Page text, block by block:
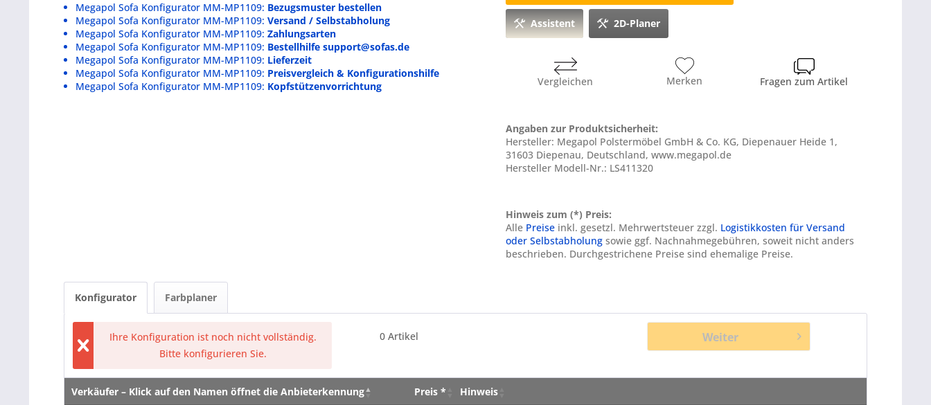
Megapol Sofa Konfigurator MM-MP1109: Bezugsmuster bestellen
Megapol Sofa Konfigurator MM-MP1109: Versand / Selbstabholung
Megapol Sofa Konfigurator MM-MP1109: Zahlungsarten
Megapol Sofa Konfigurator MM-MP1109: Bestellhilfe support@sofas.de
Megapol Sofa Konfigurator MM-MP1109: Lieferzeit
Megapol Sofa Konfigurator MM-MP1109: Preisvergleich & Konfigurationshilfe
Megapol Sofa Konfigurator MM-MP1109: Kopfstützenvorrichtung
Assistent 2D-Planer
Vergleichen Merken Fragen zum Artikel
Angaben zur Produktsicherheit:
Hersteller: Megapol Polstermöbel GmbH & Co. KG, Diepenauer Heide 1,
31603 Diepenau, Deutschland, www.megapol.de
Hersteller Modell-Nr.: LS411320
Hinweis zum (*) Preis:
Alle Preiseinkl. gesetzl. Mehrwertsteuer zzgl. Logistikkosten für Versand
oder Selbstabholungsowie ggf. Nachnahmegebühren, soweit nicht anders
beschrieben. Durchgestrichene Preise sind ehemalige Preise.
Konfigurator Farbplaner
Ihre Konfiguration ist noch nicht vollständig.
Bitte konfigurieren Sie.
0 Artikel Weiter
Verkäufer – Klick auf den Namen öffnet die Anbieterkennung Preis *
Hinweis